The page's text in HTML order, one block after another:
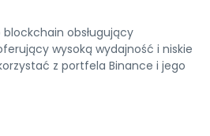
obsługujący
wysoką wydajność i niskie
z portfela Binance i jego